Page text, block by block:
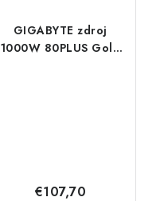
GIGABYTE zdroj
1000W 80PLUS Gold
€107,70